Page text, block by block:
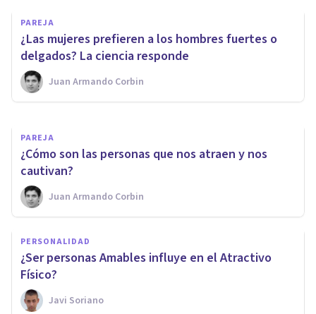
PAREJA
​¿Las mujeres prefieren a los hombres fuertes o
delgados? La ciencia responde
Juan Armando Corbin
Las 14 mejores técnicas de
seducción, según los expertos
Juan Armando Corbin
PAREJA
​¿Cómo son las personas que nos atraen y nos
cautivan?
Juan Armando Corbin
PERSONALIDAD
¿Ser personas Amables influye en el Atractivo
Físico?
Javi Soriano